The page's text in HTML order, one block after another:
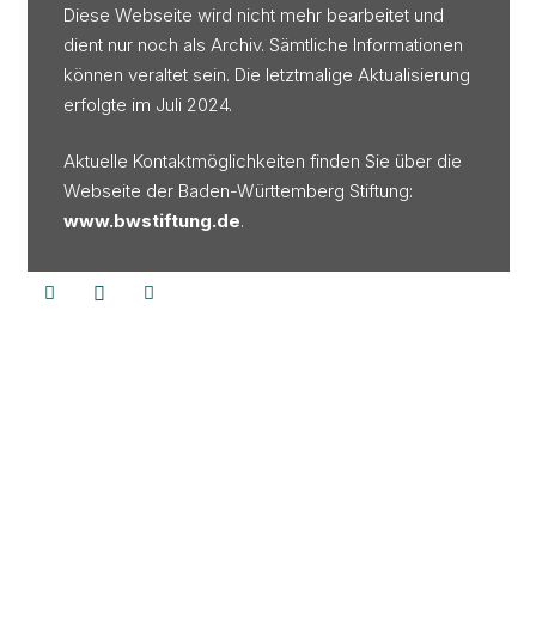
Diese Webseite wird nicht mehr bearbeitet und
dient nur noch als Archiv. Sämtliche Informationen
können veraltet sein. Die letztmalige Aktualisierung
erfolgte im Juli 2024.
Aktuelle Kontaktmöglichkeiten finden Sie über die
Webseite der Baden-Württemberg Stiftung:
www.bwstiftung.de.